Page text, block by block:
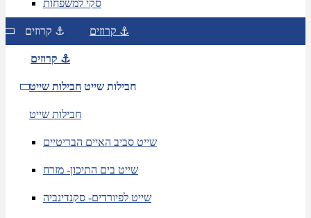
סקי למשפחות
קרוזים ⚓ קרוזים ⚓
קרוזים ⚓
חבילות שייט חבילות שייט
חבילות שייט
שייט סביב האיים הבריטיים
שייט בים התיכון- מזרח
שייט לפיורדים- סקנדינביה